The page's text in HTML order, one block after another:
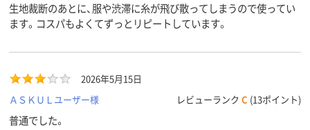
生地裁断のあとに、服や渋滞に糸が飛び散ってしまうので使ってい
ます。コスパもよくてずっとリピートしています。
2026年5月15日
ＡＳＫＵＬユーザー様
レビューランク C (13ポイント)
普通でした。